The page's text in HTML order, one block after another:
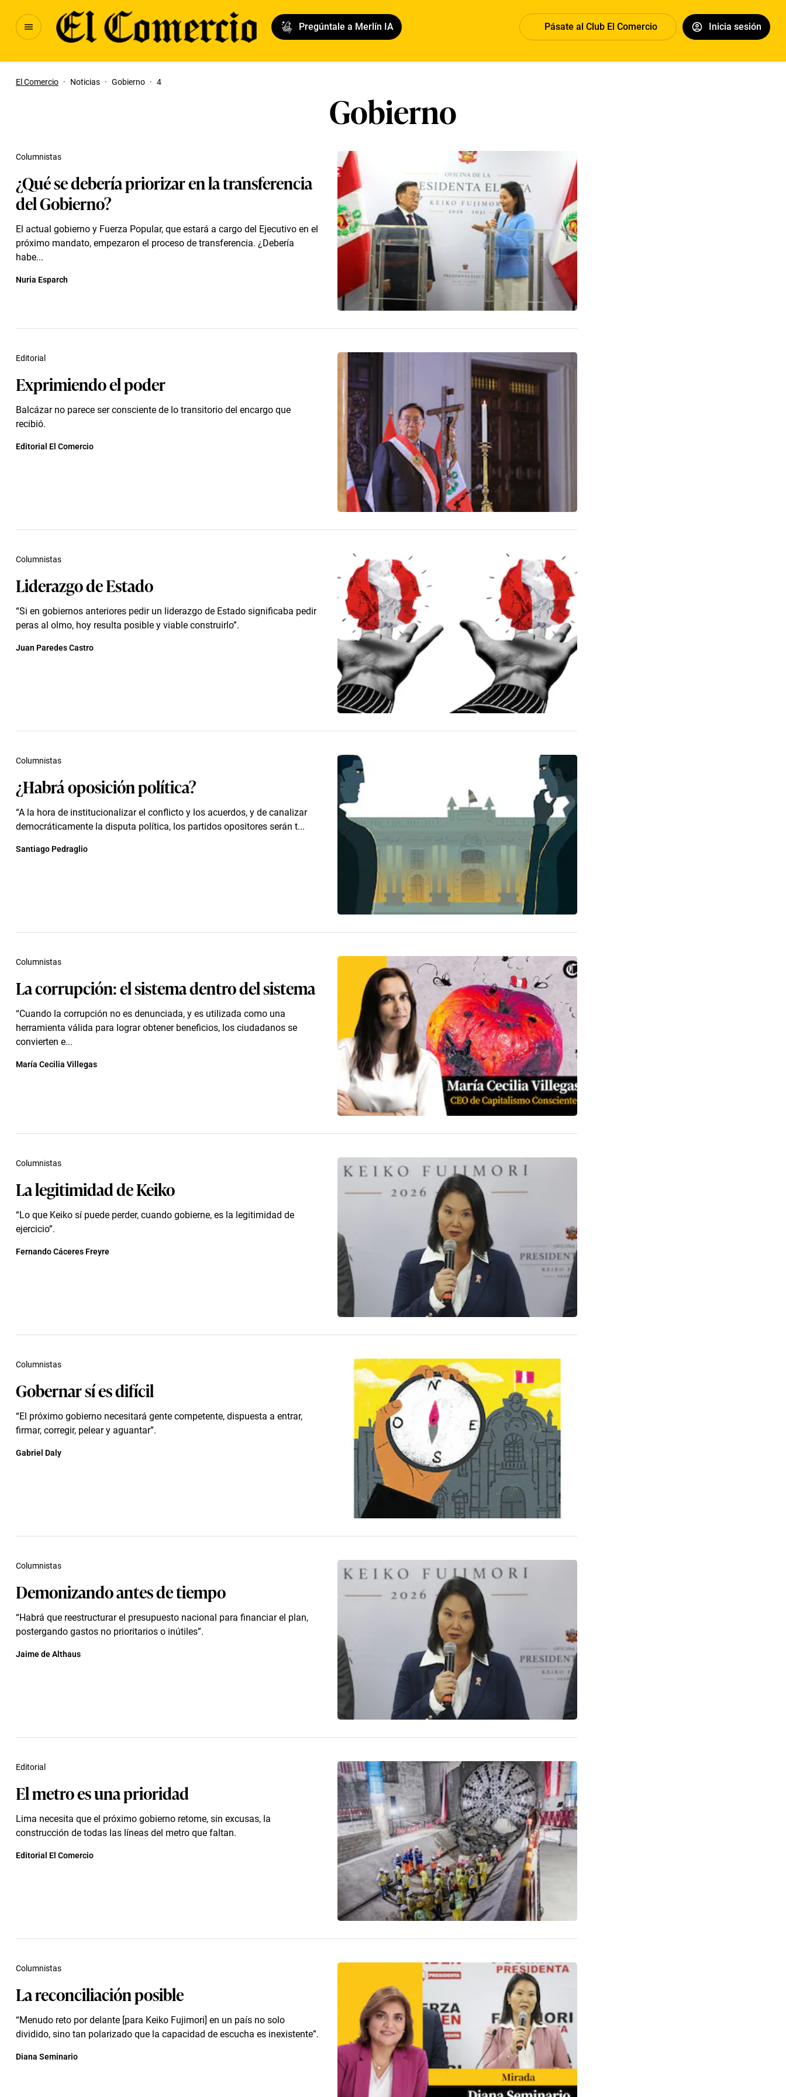
Pregúntale a Merlín IA Pásate al Club El Comercio Inicia sesión
El Comercio · Noticias · Gobierno · 4
Gobierno
¿Qué se debería priorizar en la transferencia
del Gobierno?
El actual gobierno y Fuerza Popular, que estará a cargo del Ejecutivo en el
próximo mandato, empezaron el proceso de transferencia. ¿Debería
habe...
Columnistas
Nuria Esparch
Exprimiendo el poder
Balcázar no parece ser consciente de lo transitorio del encargo que
recibió.
Editorial
Editorial El Comercio
Liderazgo de Estado
“Si en gobiernos anteriores pedir un liderazgo de Estado significaba pedir
peras al olmo, hoy resulta posible y viable construirlo”.
Columnistas
Juan Paredes Castro
¿Habrá oposición política?
“A la hora de institucionalizar el conflicto y los acuerdos, y de canalizar
democráticamente la disputa política, los partidos opositores serán t...
Columnistas
Santiago Pedraglio
La corrupción: el sistema dentro del sistema
“Cuando la corrupción no es denunciada, y es utilizada como una
herramienta válida para lograr obtener beneficios, los ciudadanos se
convierten e...
Columnistas
María Cecilia Villegas
La legitimidad de Keiko
“Lo que Keiko sí puede perder, cuando gobierne, es la legitimidad de
ejercicio”.
Columnistas
Fernando Cáceres Freyre
Gobernar sí es difícil
“El próximo gobierno necesitará gente competente, dispuesta a entrar,
firmar, corregir, pelear y aguantar”.
Columnistas
Gabriel Daly
Demonizando antes de tiempo
“Habrá que reestructurar el presupuesto nacional para financiar el plan,
postergando gastos no prioritarios o inútiles”.
Columnistas
Jaime de Althaus
El metro es una prioridad
Lima necesita que el próximo gobierno retome, sin excusas, la
construcción de todas las líneas del metro que faltan.
Editorial
Editorial El Comercio
La reconciliación posible
“Menudo reto por delante [para Keiko Fujimori] en un país no solo
dividido, sino tan polarizado que la capacidad de escucha es inexistente”.
Columnistas
Diana Seminario